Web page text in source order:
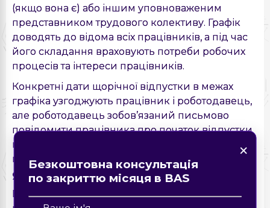
Форма зворотнього зв'язку
Надіслати
Замовте дзвінок
Надіслати
(якщо вона є) або іншим уповноваженим
представником трудового колективу. Графік
доводять до відома всіх працівників, а під час
його складання враховують потреби робочих
процесів та інтереси працівників.
Конкретні дати щорічної відпустки в межах
графіка узгоджують працівник і роботодавець,
але роботодавець зобов’язаний письмово
повідомити працівника про початок відпустки
не пізніше ніж за 2 тижні до встановленого
графіком терміну.
Як порахувати відпускні
Відпускні розраховують за простою логікою:
сторінці?
×
Опис помилки
×
Безкоштовна консультація
по закриттю місяця в BAS